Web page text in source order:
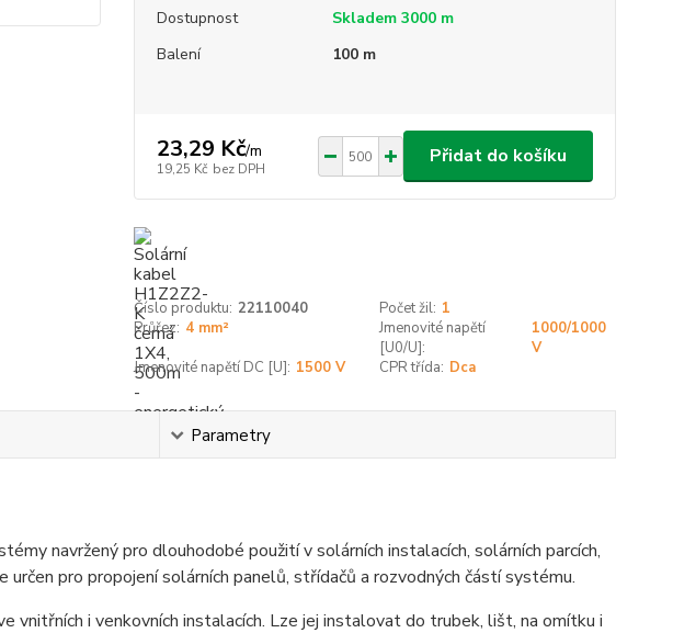
Dostupnost
Skladem 3000 m
Balení
100 m
23,29 Kč/m
19,25 Kč bez DPH
Přidat do košíku
Číslo produktu: 22110040 Počet žil: 1
Průřez: 4 mm²
Jmenovité napětí
[U0/U]:
1000/1000
V
Jmenovité napětí DC [U]: 1500 V CPR třída: Dca
Parametry
navržený pro dlouhodobé použití v solárních instalacích, solárních parcích,
určen pro propojení solárních panelů, střídačů a rozvodných částí systému.
vnitřních i venkovních instalacích. Lze jej instalovat do trubek, lišt, na omítku i